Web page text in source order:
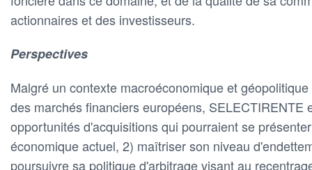
actionnaires et des investisseurs.
Perspectives
Malgré un contexte macroéconomique et
des marchés financiers européens, SELECTIRENTE
opportunités d'acquisitions qui pourraient se
économique actuel, 2) maîtriser son niveau
poursuivre sa politique d'arbitrage visant au